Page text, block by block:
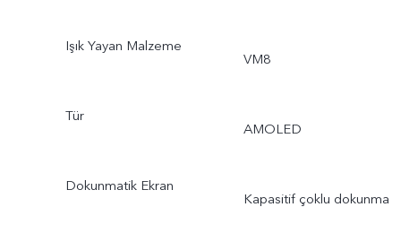
Işık Yayan Malzeme
VM8
Tür
AMOLED
Dokunmatik Ekran
Kapasitif çoklu dokunma